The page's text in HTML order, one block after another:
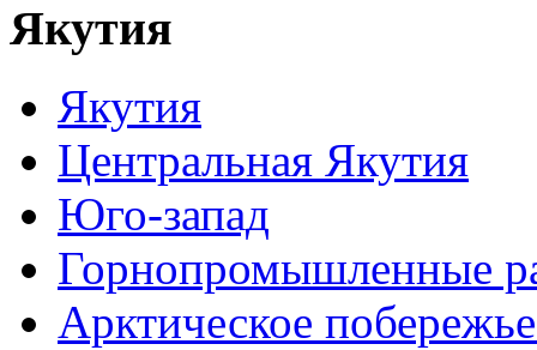
Якутия
Якутия
Центральная Якутия
Юго-запад
Горнопромышленные
Арктическое